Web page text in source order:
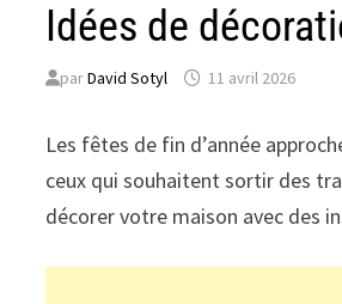
Idées de
parDavid Sotyl 11 avril 2026
Les fêtes de fin d’année
ceux qui souhaitent sortir des
décorer votre maison avec des